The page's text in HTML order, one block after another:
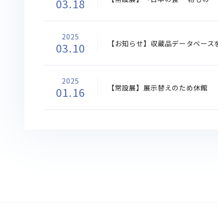
03.18
2025
03.10 【お知らせ】収蔵品データベー
2025
01.16 【常設展】展示替えのため休館